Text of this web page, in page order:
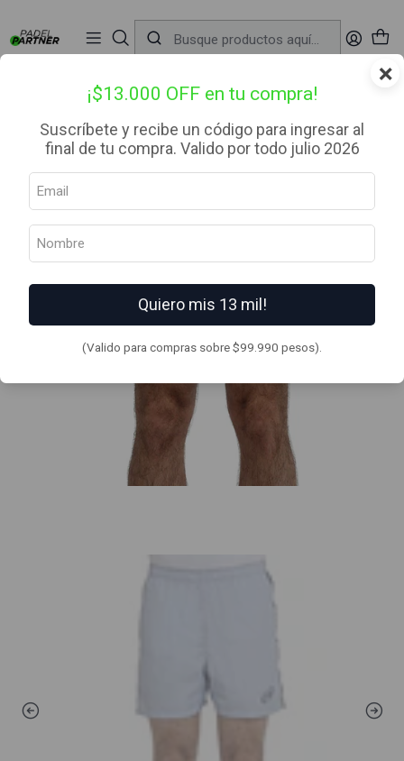
×
¡$13.000 OFF en tu compra!
Suscríbete y recibe un código para ingresar al
final de tu compra. Valido por todo julio 2026
Quiero mis 13 mil!
(Valido para compras sobre $99.990 pesos).
📦 Envío Gratis desde $99.990 — Entrega en RM el mismo día🔥Compra
antes de las 12:00 hrs (día hábil) y recibe hoy mismo.